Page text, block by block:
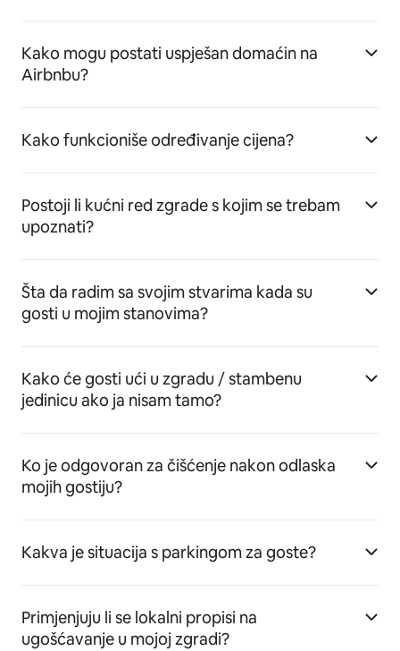
Kako mogu postati uspješan domaćin na
Airbnbu?
Kako funkcioniše određivanje cijena?
Postoji li kućni red zgrade s kojim se trebam
upoznati?
Šta da radim sa svojim stvarima kada su
gosti u mojim stanovima?
Kako će gosti ući u zgradu / stambenu
jedinicu ako ja nisam tamo?
Ko je odgovoran za čišćenje nakon odlaska
mojih gostiju?
Kakva je situacija s parkingom za goste?
Primjenjuju li se lokalni propisi na
ugošćavanje u mojoj zgradi?